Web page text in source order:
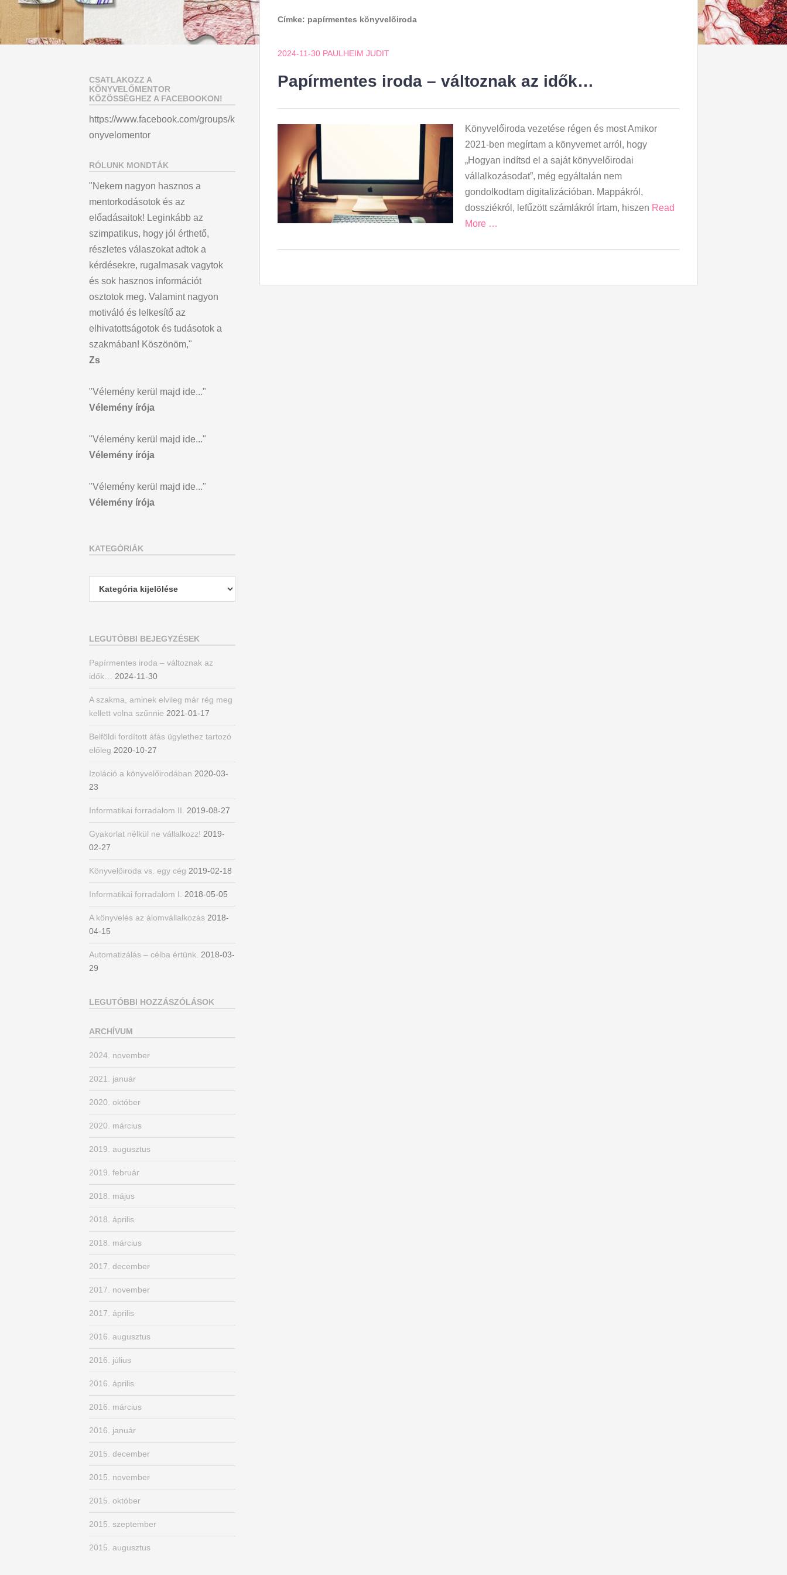
Címke: papírmentes könyvelőiroda
2024-11-30 PAULHEIM JUDIT
Papírmentes iroda – változnak az idők…
Könyvelőiroda vezetése régen és most Amikor
2021-ben megírtam a könyvemet arról, hogy
„Hogyan indítsd el a saját könyvelőirodai
vállalkozásodat”, még egyáltalán nem
gondolkodtam digitalizációban. Mappákról,
dossziékról, lefűzött számlákról írtam, hiszen Read
More …
CSATLAKOZZ A
KÖNYVELŐMENTOR
KÖZÖSSÉGHEZ A FACEBOOKON!
https://www.facebook.com/groups/k
onyvelomentor
RÓLUNK MONDTÁK
"Nekem nagyon hasznos a
mentorkodásotok és az
előadásaitok! Leginkább az
szimpatikus, hogy jól érthető,
részletes válaszokat adtok a
kérdésekre, rugalmasak vagytok
és sok hasznos információt
osztotok meg. Valamint nagyon
motiváló és lelkesítő az
elhivatottságotok és tudásotok a
szakmában! Köszönöm,"
Zs
"Vélemény kerül majd ide..."
Vélemény írója
"Vélemény kerül majd ide..."
Vélemény írója
"Vélemény kerül majd ide..."
Vélemény írója
KATEGÓRIÁK
LEGUTÓBBI BEJEGYZÉSEK
Papírmentes iroda – változnak az
idők… 2024-11-30
A szakma, aminek elvileg már rég meg
kellett volna szűnnie 2021-01-17
Belföldi fordított áfás ügylethez tartozó
előleg 2020-10-27
Izoláció a könyvelőirodában 2020-03-
23
Informatikai forradalom II. 2019-08-27
Gyakorlat nélkül ne vállalkozz! 2019-
02-27
Könyvelőiroda vs. egy cég 2019-02-18
Informatikai forradalom I. 2018-05-05
A könyvelés az álomvállalkozás 2018-
04-15
Automatizálás – célba értünk. 2018-03-
29
LEGUTÓBBI HOZZÁSZÓLÁSOK
ARCHÍVUM
2024. november
2021. január
2020. október
2020. március
2019. augusztus
2019. február
2018. május
2018. április
2018. március
2017. december
2017. november
2017. április
2016. augusztus
2016. július
2016. április
2016. március
2016. január
2015. december
2015. november
2015. október
2015. szeptember
2015. augusztus